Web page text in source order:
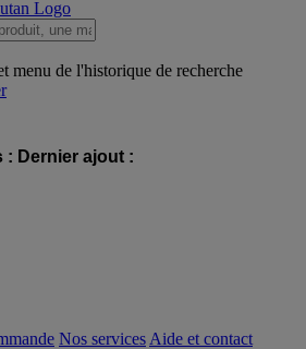
menu de l'historique de recherche
: Dernier ajout :
Nos services Aide et contact